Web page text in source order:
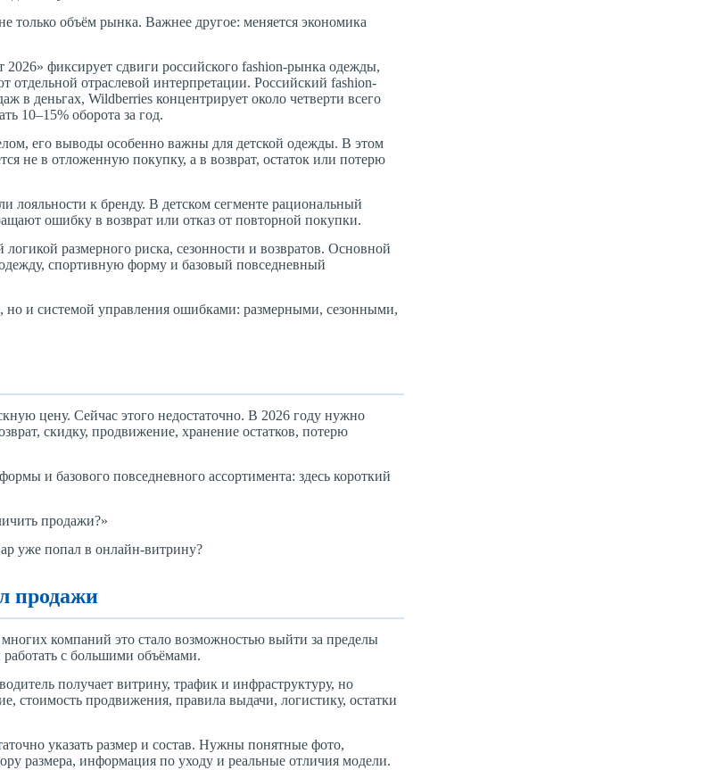
только объём рынка. Важнее другое: меняется экономика
фиксирует сдвиги российского fashion-рынка одежды,
отдельной отраслевой интерпретации. Российский fashion-
в деньгах, Wildberries концентрирует около четверти всего
10–15% оборота за год.
его выводы особенно важны для детской одежды. В этом
не в отложенную покупку, а в возврат, остаток или потерю
лояльности к бренду. В детском сегменте рациональный
ошибку в возврат или отказ от повторной покупки.
размерного риска, сезонности и возвратов. Основной
спортивную форму и базовый повседневный
но и системой управления ошибками: размерными, сезонными,
цену. Сейчас этого недостаточно. В 2026 году нужно
скидку, продвижение, хранение остатков, потерю
и базового повседневного ассортимента: здесь короткий
продажи?»
уже попал в онлайн-витрину?
продажи
компаний это стало возможностью выйти за пределы
работать с большими объёмами.
получает витрину, трафик и инфраструктуру, но
стоимость продвижения, правила выдачи, логистику, остатки
указать размер и состав. Нужны понятные фото,
размера, информация по уходу и реальные отличия модели.